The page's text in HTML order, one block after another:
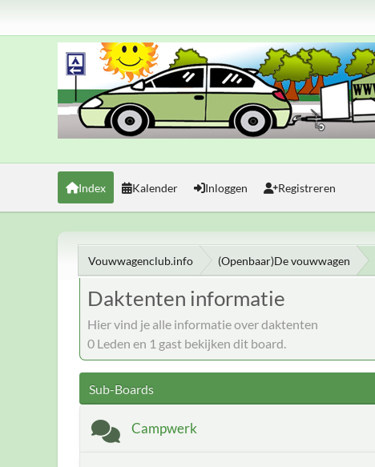
Index Kalender Inloggen Registreren
Vouwwagenclub.info (Openbaar)De vouwwagen
Daktenten informatie
Hier vind je alle informatie over daktenten
0 Leden en 1 gast bekijken dit board.
Sub-Boards
Campwerk